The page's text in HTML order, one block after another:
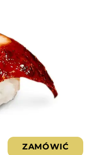
ZAMÓWIĆ